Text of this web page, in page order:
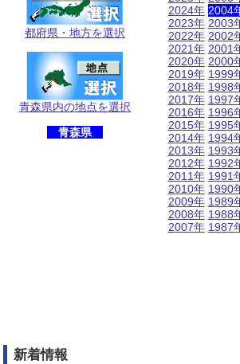
都府県・地方を選択
青森県内の地点を選択
青森県
2024年
2023年
2022年
2021年
2020年
2019年
2018年
2017年
2016年
2015年
2014年
2013年
2012年
2011年
2010年
2009年
2008年
2007年
2004
2003
2002
2001
2000
1999
1998
1997
1996
1995
1994
1993
1992
1991
1990
1989
1988
1987
新着情報